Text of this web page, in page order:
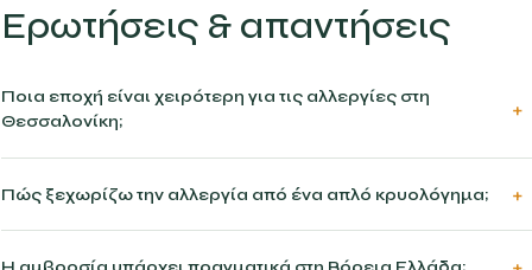
Ερωτήσεις & απαντήσεις
Ποια εποχή είναι χειρότερη για τις αλλεργίες στη
Θεσσαλονίκη;
Πώς ξεχωρίζω την αλλεργία από ένα απλό κρυολόγημα;